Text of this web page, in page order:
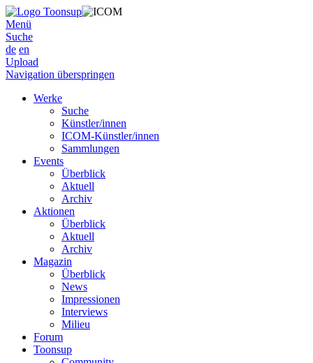
Menü
Suche
de en
Upload
Navigation überspringen
Werke
Suche
Künstler/innen
ICOM-Künstler/innen
Sammlungen
Events
Überblick
Aktuell
Archiv
Aktionen
Überblick
Aktuell
Archiv
Magazin
Überblick
News
Impressionen
Interviews
Milieu
Forum
Toonsup